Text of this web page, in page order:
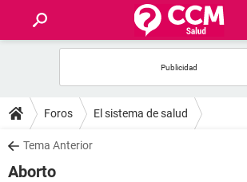
FOROS
SALUD
Foros El sistema de salud
Tema Anterior
Aborto